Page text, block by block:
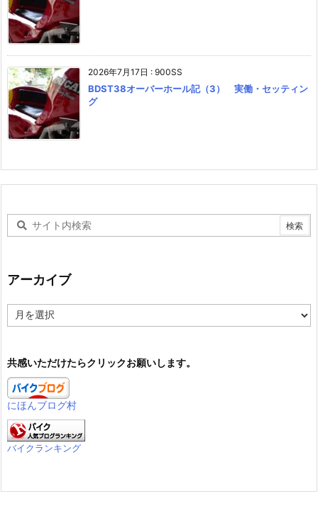
2026年7月17日 : 900SS
BDST38オーバーホール記（3） 実働・セッティン
グ
アーカイブ
ー
ブ
共感いただけたらクリックお願いします。
にほんブログ村
バイクランキング